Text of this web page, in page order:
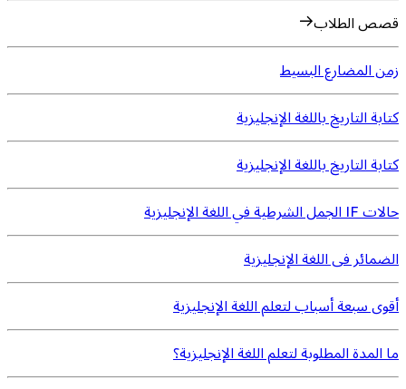
قصص الطلاب
زمن المضارع البسيط
كتابة التاريخ باللغة الإنجليزية
كتابة التاريخ باللغة الإنجليزية
حالات IF الجمل الشرطية في اللغة الإنجليزية
الضمائر فى اللغة الإنجليزية
أقوى سبعة أسباب لتعلم اللغة الإنجليزية
ما المدة المطلوبة لتعلم اللغة الإنجليزية؟